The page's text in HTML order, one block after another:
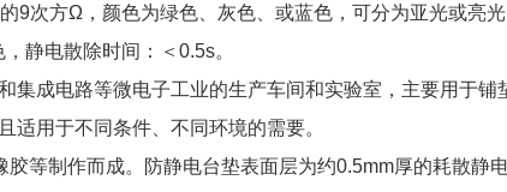
9次方Ω，颜色为绿色、灰色、或蓝色，可分为亚光或亮
静电散除时间：＜0.5s。
集成电路等微电子工业的生产车间和实验室，主要用于铺
适用于不同条件、不同环境的需要。
等制作而成。防静电台垫表面层为约0.5mm厚的耗散静